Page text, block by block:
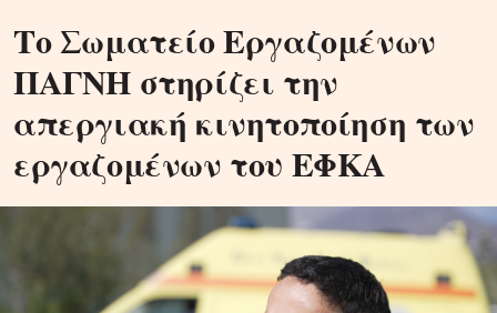
Tο Σωματείο Εργαζομένων
ΠΑΓΝΗ στηρίζει την
απεργιακή κινητοποίηση των
εργαζομένων του ΕΦΚΑ